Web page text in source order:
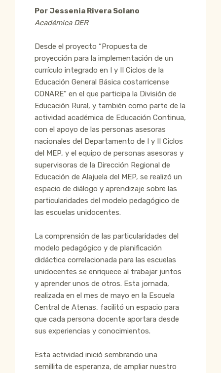
Por Jessenia Rivera Solano
Académica DER
Desde el proyecto “Propuesta de
proyección para la implementación de un
currículo integrado en I y II Ciclos de la
Educación General Básica costarricense
CONARE” en el que participa la División de
Educación Rural, y también como parte de la
actividad académica de Educación Continua,
con el apoyo de las personas asesoras
nacionales del Departamento de I y II Ciclos
del MEP, y el equipo de personas asesoras y
supervisoras de la Dirección Regional de
Educación de Alajuela del MEP, se realizó un
espacio de diálogo y aprendizaje sobre las
particularidades del modelo pedagógico de
las escuelas unidocentes.
La comprensión de las particularidades del
modelo pedagógico y de planificación
didáctica correlacionada para las escuelas
unidocentes se enriquece al trabajar juntos
y aprender unos de otros. Esta jornada,
realizada en el mes de mayo en la Escuela
Central de Atenas, facilitó un espacio para
que cada persona docente aportara desde
sus experiencias y conocimientos.
Esta actividad inició sembrando una
semillita de esperanza, de ampliar nuestro